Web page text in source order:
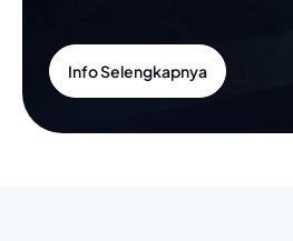
Info Selengkapnya